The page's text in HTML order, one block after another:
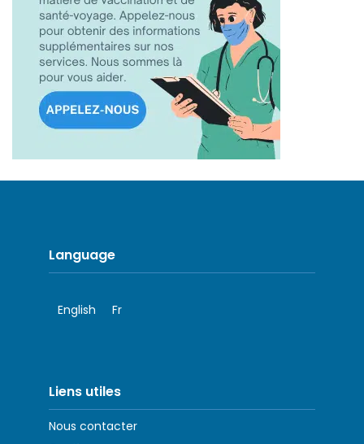
Language
English Fr
Liens utiles
Nous contacter